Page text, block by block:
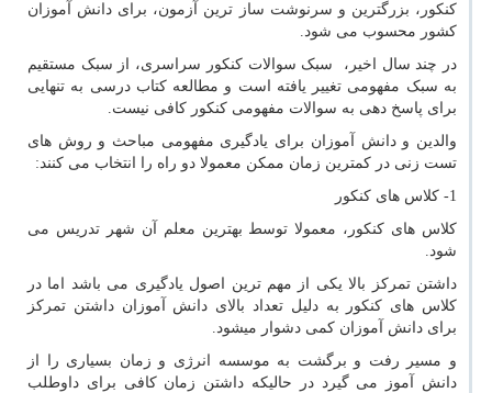
کنکور، بزرگترین و سرنوشت ساز ترین آزمون، برای دانش آموزان
کشور محسوب می شود.
در چند سال اخیر، سبک سوالات کنکور سراسری، از سبک مستقیم
به سبک مفهومی تغییر یافته است و مطالعه کتاب درسی به تنهایی
برای پاسخ دهی به سوالات مفهومی کنکور کافی نیست.
والدین و دانش آموزان برای یادگیری مفهومی مباحث و روش های
تست زنی در کمترین زمان ممکن معمولا دو راه را انتخاب می کنند:
1- کلاس های کنکور
کلاس های کنکور، معمولا توسط بهترین معلم آن شهر تدریس می
شود.
داشتن تمرکز بالا یکی از مهم ترین اصول یادگیری می باشد اما در
کلاس های کنکور به دلیل تعداد بالای دانش آموزان داشتن تمرکز
برای دانش آموزان کمی دشوار میشود.
و مسیر رفت و برگشت به موسسه انرژی و زمان بسیاری را از
دانش آموز می گیرد در حالیکه داشتن زمان کافی برای داوطلب